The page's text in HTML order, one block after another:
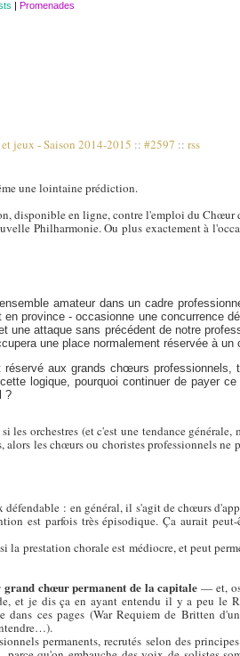
| Promenades
et jeux -Saison 2014-2015 :: #2597 :: rss
une lointaine prédiction.
disponible en ligne, contre l'emploi du Chœur
Philharmonie. Ou plus exactement à
amateur dans un cadre
province - occasionne une concurrence
une attaque sans précédent de notre
une place normalement réservée à un
aux grands chœurs professionnels,
logique, pourquoi continuer de payer ce
?
orchestres (et c'est une tendance
alors les chœurs ou choristes professionnels
: en général, il s'agit de chœurs
est parfois très épisodique. Ça aurait
la prestation chorale est médiocre, et peut
chœur permanent de la capitale — et,
et je dis ça en ayant entendu il y a peu le
ces pages (War Requiem de Britten
permanents, recrutés selon des